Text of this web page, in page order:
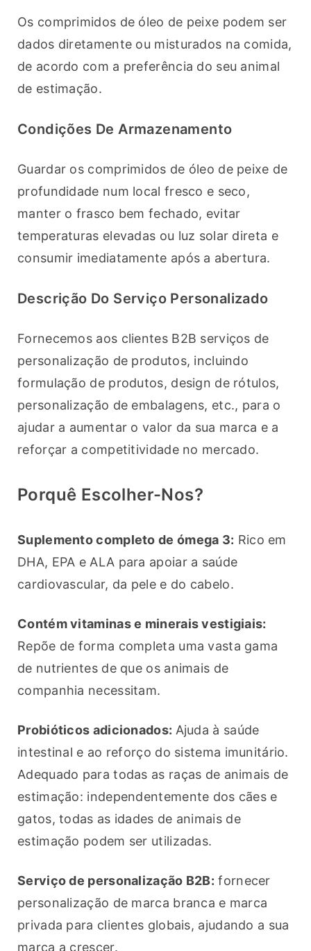
Os comprimidos de óleo de peixe podem ser
dados diretamente ou misturados na comida,
de acordo com a preferência do seu animal
de estimação.
Condições De Armazenamento
Guardar os comprimidos de óleo de peixe de
profundidade num local fresco e seco,
manter o frasco bem fechado, evitar
temperaturas elevadas ou luz solar direta e
consumir imediatamente após a abertura.
Descrição Do Serviço Personalizado
Fornecemos aos clientes B2B serviços de
personalização de produtos, incluindo
formulação de produtos, design de rótulos,
personalização de embalagens, etc., para o
ajudar a aumentar o valor da sua marca e a
reforçar a competitividade no mercado.
Porquê Escolher-Nos?
Suplemento completo de ómega 3: Rico em
DHA, EPA e ALA para apoiar a saúde
cardiovascular, da pele e do cabelo.
Repõe de forma completa uma vasta gama
de nutrientes de que os animais de
companhia necessitam.
Probióticos adicionados: Ajuda à saúde
intestinal e ao reforço do sistema imunitário.
Adequado para todas as raças de animais de
estimação: independentemente dos cães e
gatos, todas as idades de animais de
estimação podem ser utilizadas.
Serviço de personalização B2B: fornecer
personalização de marca branca e marca
privada para clientes globais, ajudando a sua
marca a crescer.